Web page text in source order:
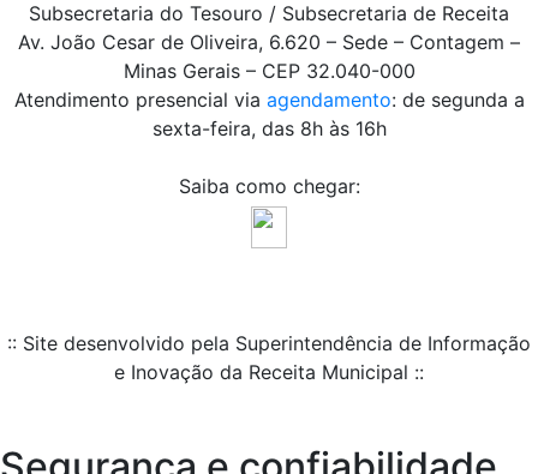
Subsecretaria do Tesouro / Subsecretaria de Receita
Av. João Cesar de Oliveira, 6.620 – Sede – Contagem –
Minas Gerais – CEP 32.040-000
Atendimento presencial via agendamento: de segunda a
sexta-feira, das 8h às 16h
Saiba como chegar:
:: Site desenvolvido pela Superintendência de Informação
e Inovação da Receita Municipal ::